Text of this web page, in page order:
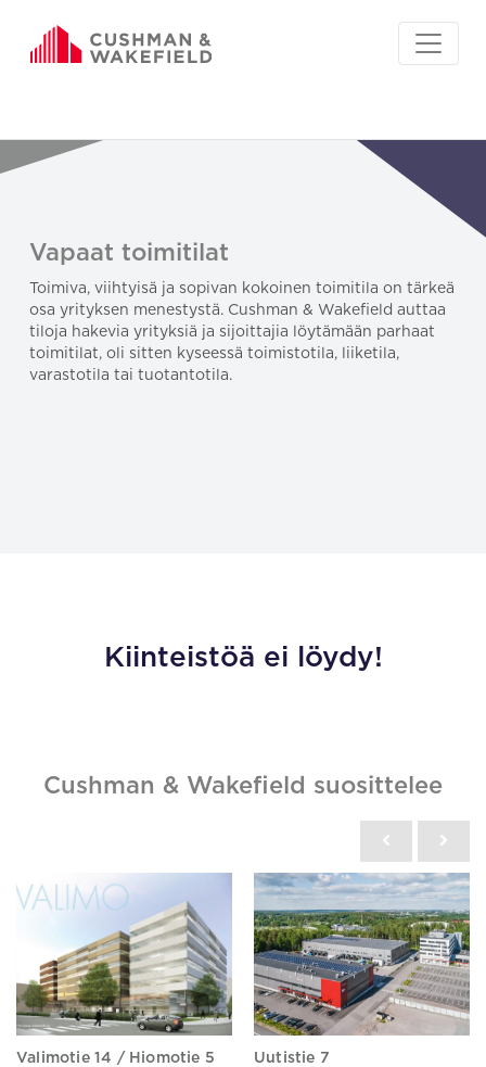
Vapaat toimitilat
Toimiva, viihtyisä ja sopivan kokoinen toimitila on tärkeä
osa yrityksen menestystä. Cushman & Wakefield auttaa
tiloja hakevia yrityksiä ja sijoittajia löytämään parhaat
toimitilat, oli sitten kyseessä toimistotila, liiketila,
varastotila tai tuotantotila.
Kiinteistöä ei löydy!
Cushman & Wakefield suosittelee
Valimotie 14 / Hiomotie 5 Uutistie 7